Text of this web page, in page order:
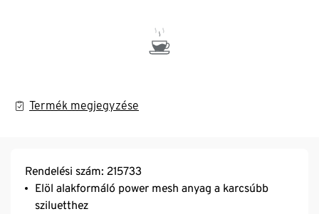
Termék megjegyzése
Rendelési szám: 215733
Elöl alakformáló power mesh anyag a karcsúbb
sziluetthez